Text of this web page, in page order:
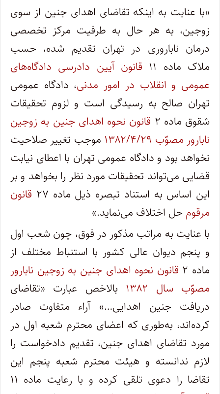
«با عنایت به اینکه تقاضای اهدای جنین از سوی
زوجین، به‌ هر حال به طرفیت مرکز تخصصی
درمان ناباروری در تهران تقدیم شده، حسب
ملاک ماده ۱۱
قانون آیین‌ دادرسی‌ دادگاه‌های
عمومی‌ و انقلاب در امور مدنی، دادگاه عمومی
تهران صالح به ‌رسیدگی است و لزوم تحقیقات
شقوق ماده ۲
قانون نحوه اهدای جنین به زوجین
نابارور مصوّب ۱۳۸۲/۴/۲۹
موجب تغییر صلاحیت
نخواهد بود و دادگاه عمومی تهران با اعطای نیابت
قضایی می‌تواند تحقیقات مورد نظر را بخواهد و بر
این اساس به استناد تبصره ذیل ماده ۲۷
قانون
مرقوم حل اختلاف می‌نماید.»
با عنایت به مراتب مذکور در فوق، چون شعب اول
و پنجم دیوان عالی کشور با استنباط مختلف از
ماده ۲
قانون نحوه اهدای جنین به زوجین نابارور
مصوّب سال ۱۳۸۲
بالاخص عبارت «تقاضای
دریافت جنین اهدایی…» آراء متفاوت صادر
کرده‌اند، به‌طوری که اعضای‌ محترم شعبه اول در
مورد تقاضای اهدای جنین، تقدیم دادخواست را
لازم ندانسته و هیئت محترم شعبه پنجم این
تقاضا را دعوی تلقی کرده و با رعایت ماده ۱۱